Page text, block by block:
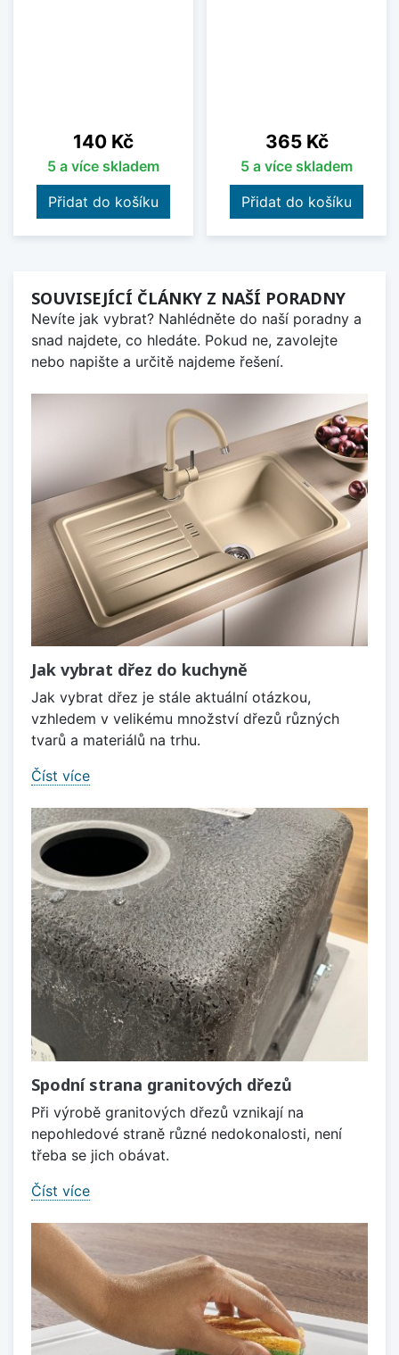
Cena
140 Kč
5 a více skladem
Přidat do košíku
Cena
365 Kč
5 a více skladem
Přidat do košíku
SOUVISEJÍCÍ ČLÁNKY Z NAŠÍ PORADNY
Nevíte jak vybrat? Nahlédněte do naší poradny a
snad najdete, co hledáte. Pokud ne, zavolejte
nebo napište a určitě najdeme řešení.
Jak vybrat dřez do kuchyně
Jak vybrat dřez je stále aktuální otázkou,
vzhledem v velikému množství dřezů různých
tvarů a materiálů na trhu.
Číst více
Spodní strana granitových dřezů
Při výrobě granitových dřezů vznikají na
nepohledové straně různé nedokonalosti, není
třeba se jich obávat.
Číst více